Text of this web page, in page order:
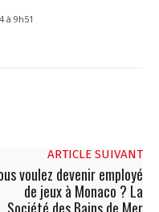
à 9h51
ARTICLE SUIVANT
voulez devenir employé
de jeux à Monaco ? La
Société des Bains de Mer